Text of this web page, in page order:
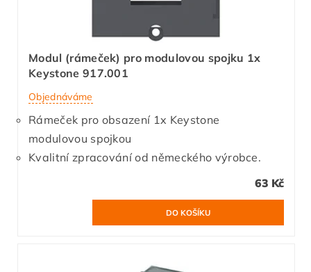
Modul (rámeček) pro modulovou spojku 1x
Keystone 917.001
Objednáváme
Rámeček pro obsazení 1x Keystone
modulovou spojkou
Kvalitní zpracování od německého výrobce.
63 Kč